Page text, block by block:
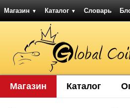
Магазин ▼ Каталог ▼ Словарь
Магазин Каталог